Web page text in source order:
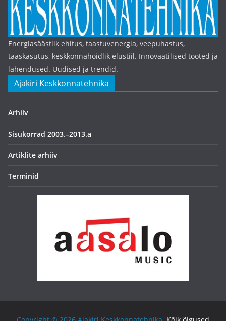
Energiasäästlik ehitus, taastuvenergia, veepuhastus,
taaskasutus, keskkonnahoidlik elustiil. Innovaatilised tooted ja
lahendused. Uudised ja trendid.
Ajakiri Keskkonnatehnika
Arhiiv
Sisukorrad 2003.–2013.a
Artiklite arhiiv
Terminid